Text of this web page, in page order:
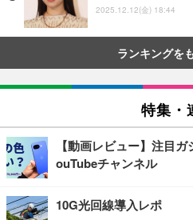
2025.12.12(金) 18:44
ランキングを
特集・
【動画レビュー】注目
ouTubeチャンネル
10G光回線導入レポ